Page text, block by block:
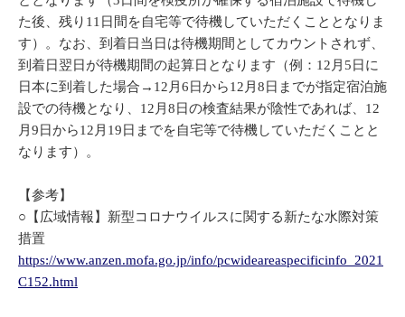
た後、残り11日間を自宅等で待機していただくこととなりま
す）。なお、到着日当日は待機期間としてカウントされず、
到着日翌日が待機期間の起算日となります（例：12月5日に
日本に到着した場合→12月6日から12月8日までが指定宿泊施
設での待機となり、12月8日の検査結果が陰性であれば、12
月9日から12月19日までを自宅等で待機していただくことと
なります）。
【参考】
○【広域情報】新型コロナウイルスに関する新たな水際対策
措置
https://www.anzen.mofa.go.jp/info/pcwideareaspecificinfo_2021
C152.html